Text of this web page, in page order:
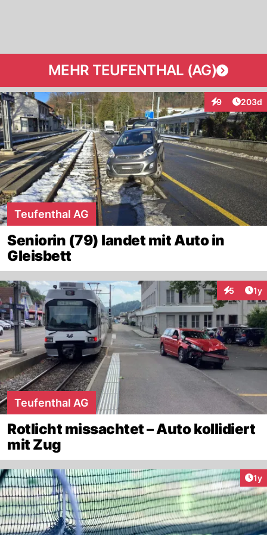
MEHR TEUFENTHAL (AG)
9
Interaktionen
203d
Teufenthal AG
Seniorin (79) landet mit Auto in
Gleisbett
5 1y
Teufenthal AG
Rotlicht missachtet – Auto kollidiert
mit Zug
1y